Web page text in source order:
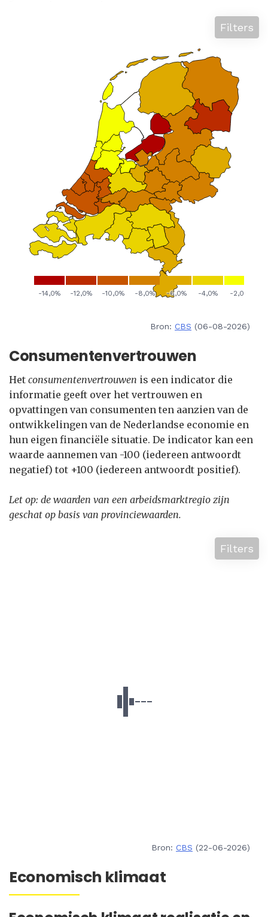
Filters
Bron: CBS (06-08-2026)
Consumentenvertrouwen
Het consumentenvertrouwen is een indicator die
informatie geeft over het vertrouwen en
opvattingen van consumenten ten aanzien van de
ontwikkelingen van de Nederlandse economie en
hun eigen financiële situatie. De indicator kan een
waarde aannemen van -100 (iedereen antwoordt
negatief) tot +100 (iedereen antwoordt positief).
Let op: de waarden van een arbeidsmarktregio zijn
geschat op basis van provinciewaarden.
Filters
Bron: CBS (22-06-2026)
Economisch klimaat